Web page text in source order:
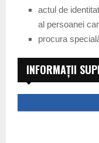
actul de
al persoanei
procura
INFORMAȚII